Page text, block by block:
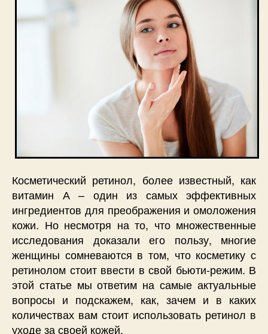
Косметический ретинол, более известный, как
витамин А – один из самых эффективных
ингредиентов для преображения и омоложения
кожи. Но несмотря на то, что множественные
исследования доказали его пользу, многие
женщины сомневаются в том, что косметику с
ретинолом стоит ввести в свой бьюти-режим. В
этой статье мы ответим на самые актуальные
вопросы и подскажем, как, зачем и в каких
количествах вам стоит использовать ретинол в
уходе за своей кожей.